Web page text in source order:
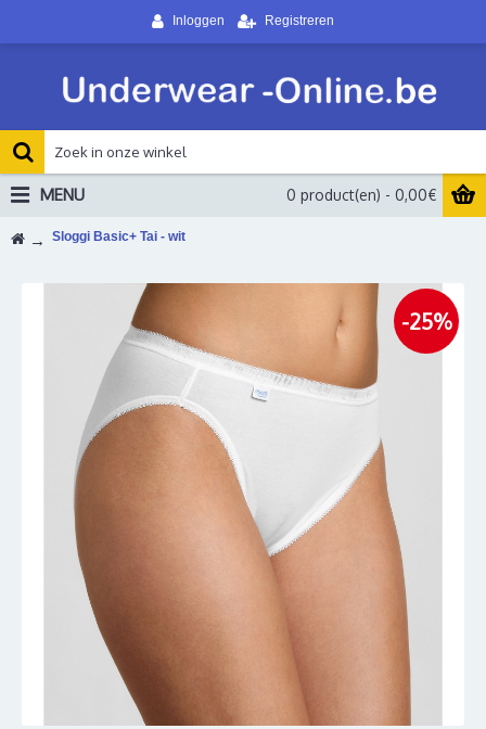
Inloggen Registreren
0 product(en) - 0,00€
MENU
Sloggi Basic+ Tai - wit
-25%